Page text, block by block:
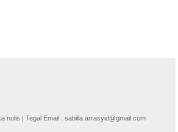
nulis | Tegal Email : sabilla.arrasyid@gmail.com